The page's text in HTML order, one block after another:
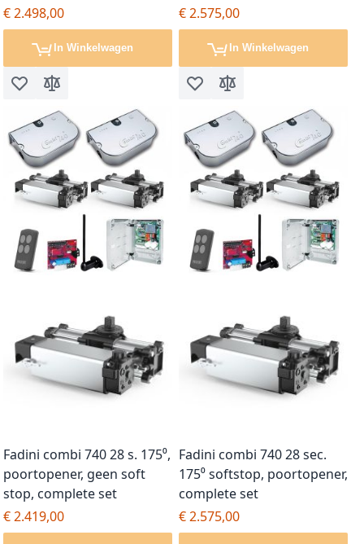
€ 2.498,00
In Winkelwagen
Voeg toe aan verlanglijst
Toevoegen om te vergelijken
€ 2.575,00
In Winkelwagen
Voeg toe aan verlanglijst
Toevoegen om te
Fadini combi 740 28 s. 175⁰,
poortopener, geen soft
stop, complete set
€ 2.419,00
Fadini combi 740 28 sec.
175⁰ softstop, poortopener,
complete set
€ 2.575,00